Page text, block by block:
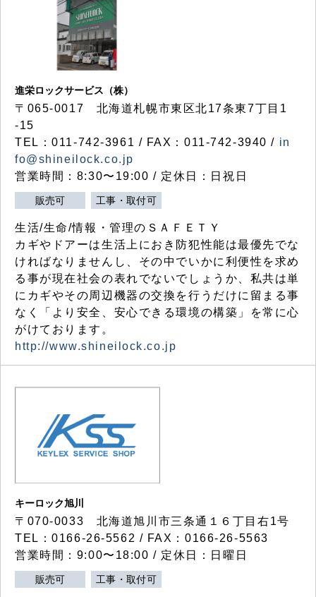
進栄ロックサービス（株）
〒065-0017 北海道札幌市東区北17条東7丁目1
-15
TEL：011-742-3961 / FAX：011-742-3940 / in
fo@shineilock.co.jp
営業時間：8:30〜19:00 / 定休日：日祝日
販売可 工事・取付可
生活/生命/情報・管理のＳＡＦＥＴＹ
カギやドアーは生活上におき防犯性能は最優先でな
ければなりませんし、その中でいかに利便性を求め
る事が現在社会の表れでないでしょうか、私共は単
にカギやその周辺機器の交換を行うだけに留まる事
なく「より安全、安心できる環境の構築」を常に心
がけております。
http://www.shineilock.co.jp
キーロック旭川
〒070-0033 北海道旭川市三条通１６丁目右1号
TEL：0166-26-5562 / FAX：0166-26-5563
営業時間：9:00〜18:00 / 定休日：日曜日
販売可 工事・取付可